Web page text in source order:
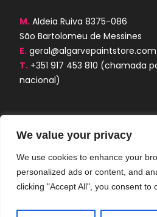
We value your privacy
We use cookies to enhance your
personalized ads or content, and
clicking "Accept All", you consent to
M. Aldeia Ruiva 8375-086
São Bartolomeu de Messines
E. geral@algarvepaintstore.com
T. +351 917 453 810 (chamada
nacional)
Algarve Paint Store ©
direitos reservados.